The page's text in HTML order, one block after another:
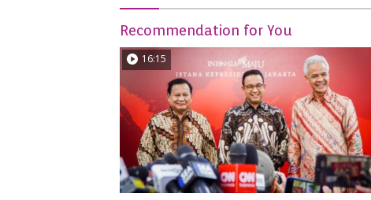
Recommendation for You
16:15